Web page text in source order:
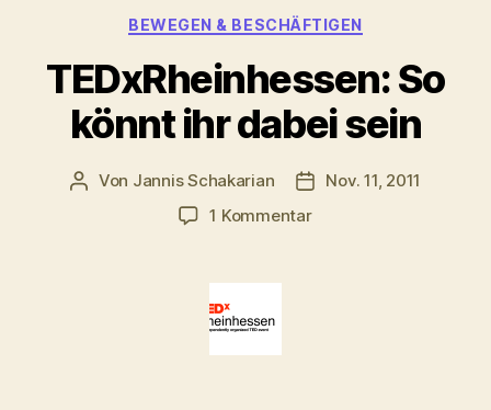
Kategorien
BEWEGEN & BESCHÄFTIGEN
TEDxRheinhessen: So
könnt ihr dabei sein
Beitragsautor
Von Jannis Schakarian
Nov. 11, 2011
1 Kommentarzu